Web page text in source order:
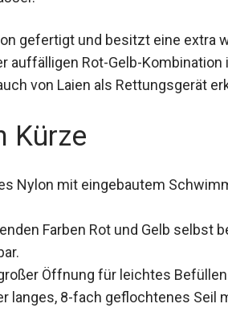
gefertigt und besitzt eine extra
auffälligen Rot-Gelb-
von Laien als Rettungsgerät
Kürze
Nylon mit eingebautem
Farben Rot und Gelb selbst
Öffnung für leichtes
langes, 8-fach geflochtenes Seil